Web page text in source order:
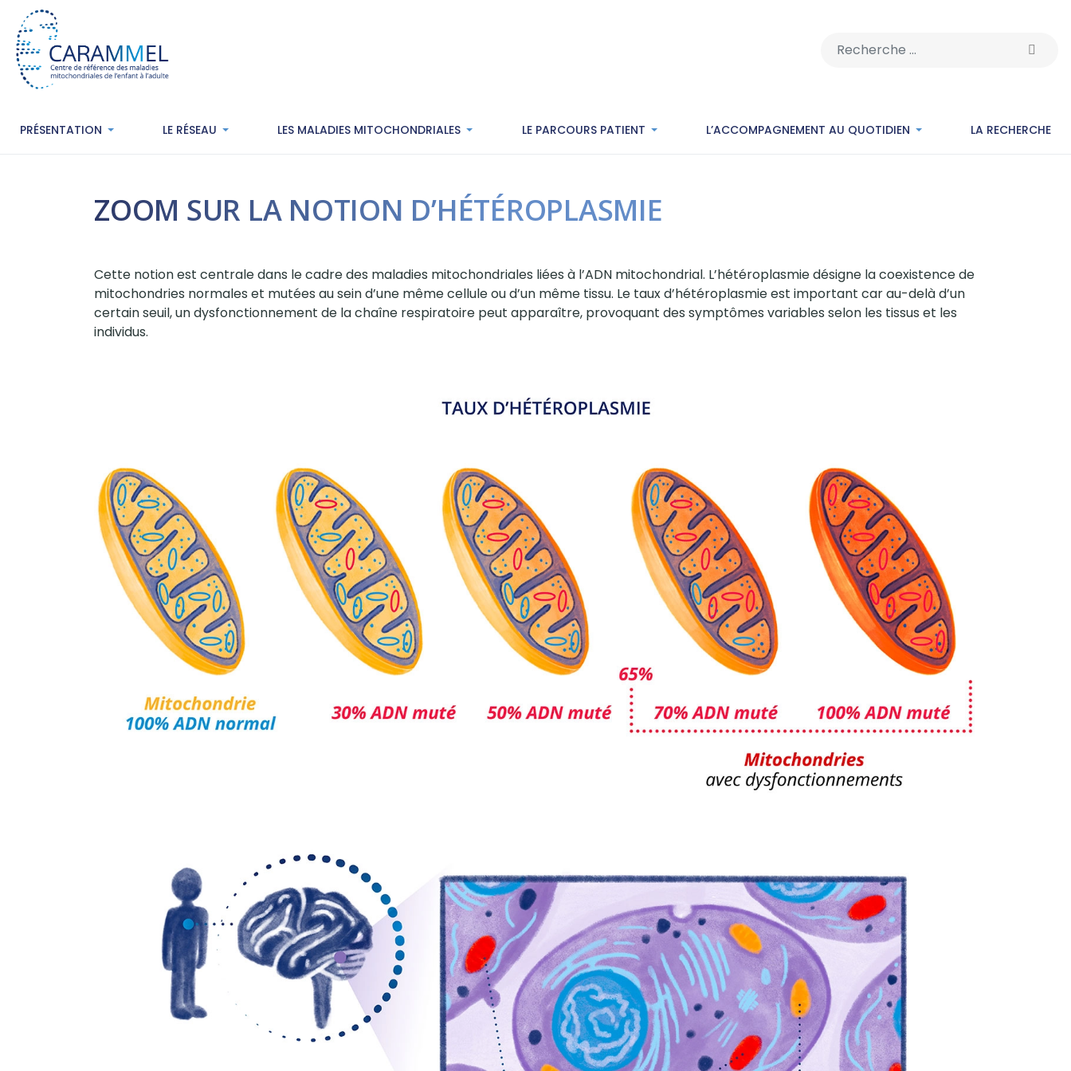
PRÉSENTATION LE RÉSEAU LES MALADIES MITOCHONDRIALES LE PARCOURS PATIENT L’ACCOMPAGNEMENT AU QUOTIDIEN LA RECHERCHE
Rechercher
ZOOM SUR LA NOTION D’HÉTÉROPLASMIE
Cette notion est centrale dans le cadre des maladies mitochondriales liées à l’ADN mitochondrial. L’hétéroplasmie désigne la coexistence de
mitochondries normales et mutées au sein d’une même cellule ou d’un même tissu. Le taux d’hétéroplasmie est important car au-delà d’un
certain seuil, un dysfonctionnement de la chaîne respiratoire peut apparaître, provoquant des symptômes variables selon les tissus et les
individus.